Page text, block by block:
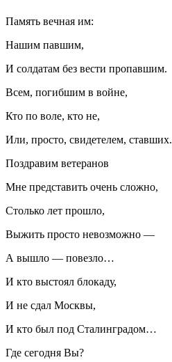
Память вечная им:
Нашим павшим,
И солдатам без вести пропавшим.
Всем, погибшим в войне,
Кто по воле, кто не,
Или, просто, свидетелем, ставших.
Поздравим ветеранов
Мне представить очень сложно,
Столько лет прошло,
Выжить просто невозможно —
А вышло — повезло…
И кто выстоял блокаду,
И не сдал Москвы,
И кто был под Сталинградом…
Где сегодня Вы?